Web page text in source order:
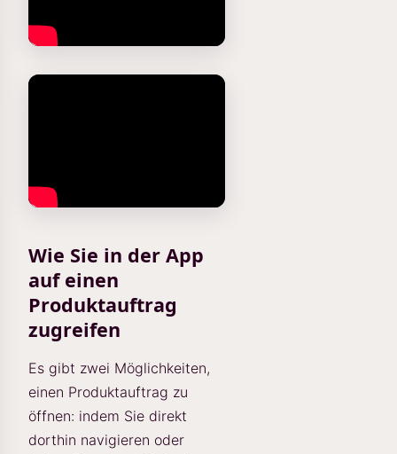
Wie Sie in der App
auf einen
Produktauftrag
zugreifen
Es gibt zwei Möglichkeiten,
einen Produktauftrag zu
öffnen: indem Sie direkt
dorthin navigieren oder